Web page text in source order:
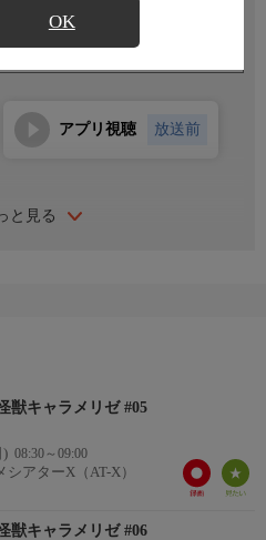
OK
用料金はこちら
と見る
アプリ視聴 放送前
獣キャラメリゼ #05
) 08:30～09:00
シアターX（AT-X）
獣キャラメリゼ #06